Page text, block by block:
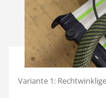
Variante 1: